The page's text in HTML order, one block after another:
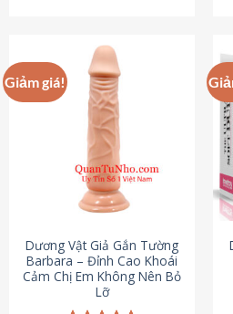
Giảm giá!
Dương Vật Giả Gắn Tường
Barbara – Đỉnh Cao Khoái
Cảm Chị Em Không Nên Bỏ
Lỡ